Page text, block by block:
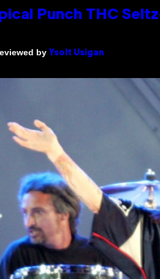
Punch THC
by Ysolt Usigan